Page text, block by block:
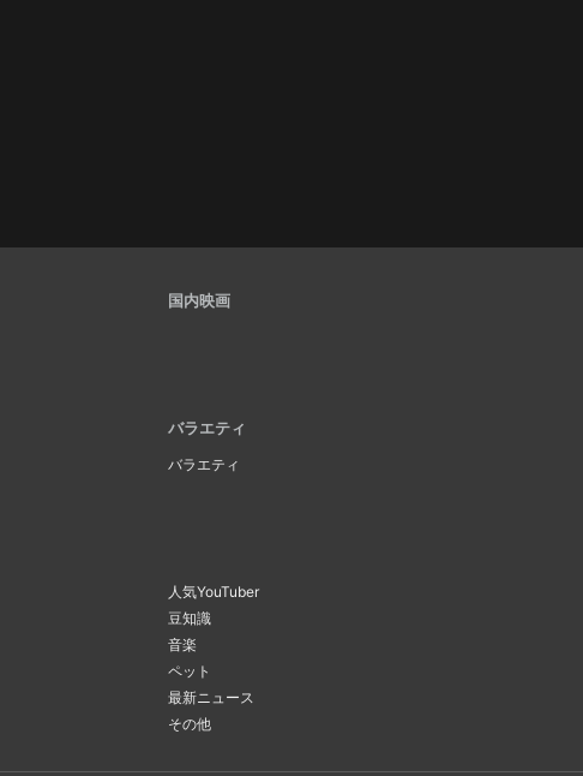
国内映画
バラエティ
バラエティ
人気YouTuber
豆知識
音楽
ペット
最新ニュース
その他